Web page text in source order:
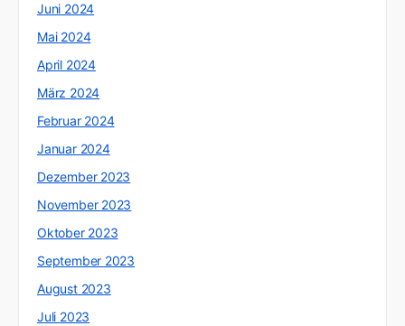
Juni 2024
Mai 2024
April 2024
März 2024
Februar 2024
Januar 2024
Dezember 2023
November 2023
Oktober 2023
September 2023
August 2023
Juli 2023